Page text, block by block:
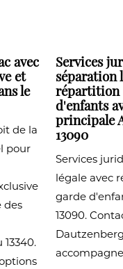
avec
et
le
de la
pour
des
Services
séparation
répartition
d'enfants
principale
13090
Services
légale avec
garde
13090.